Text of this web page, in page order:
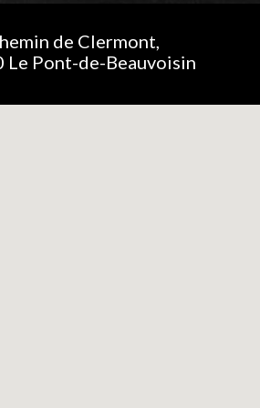
de Clermont,
Le Pont-de-Beauvoisin